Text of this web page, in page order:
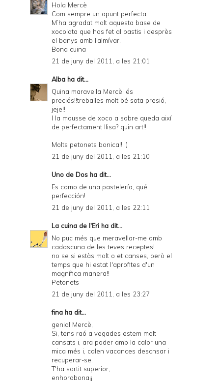
Hola Mercè
Com sempre un apunt perfecta.
M’ha agradat molt aquesta base de
xocolata que has fet al pastis i desprès
el banys amb l’almívar.
Bona cuina
21 de juny del 2011, a les 21:01
Alba ha dit...
Quina maravella Mercè! és
preciós!!treballes molt bé sota presió,
jeje!!
I la mousse de xoco a sobre queda així
de perfectament llisa? quin art!!
Molts petonets bonica!! :)
21 de juny del 2011, a les 21:10
Uno de Dos ha dit...
Es como de una pastelería, qué
perfección!
21 de juny del 2011, a les 22:11
La cuina de l'Eri ha dit...
No puc més que meravellar-me amb
cadascuna de les teves receptes!
no se si estàs molt o et canses, però el
temps que hi estat l'aprofites d'un
magnífica manera!!
Petonets
21 de juny del 2011, a les 23:27
fina ha dit...
genial Mercè,
Si, tens raó a vegades estem molt
cansats i, ara poder amb la calor una
mica més i, calen vacances descnsar i
recuperar-se.
T'ha sortit superior,
enhorabona¡¡